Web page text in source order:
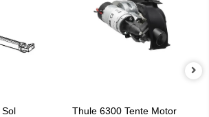
Thule 6300 Tente Motor